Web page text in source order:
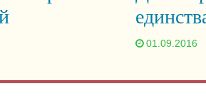
01.09.2016